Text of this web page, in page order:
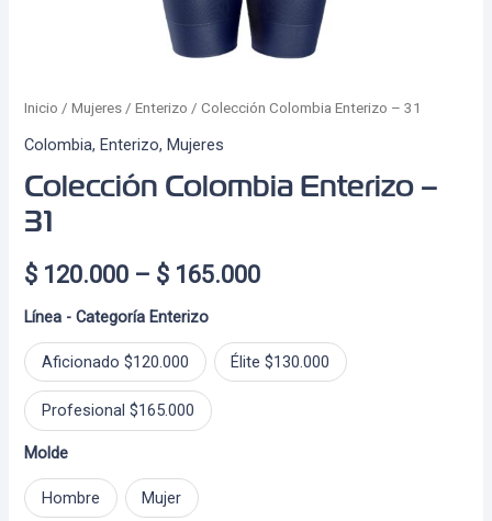
Inicio /Mujeres /Enterizo / Colección Colombia Enterizo – 31
Colombia,Enterizo,Mujeres
Colección Colombia Enterizo –
31
$ 120.000 – $ 165.000Price
$ 120.000
Línea - Categoría Enterizo
Aficionado $120.000 Élite $130.000
Profesional $165.000
Molde
Hombre Mujer